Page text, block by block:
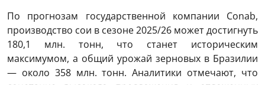
По прогнозам государственной компании Conab,
производство сои в сезоне 2025/26 может достигнуть
180,1 млн. тонн, что станет историческим
максимумом, а общий урожай зерновых в Бразилии
— около 358 млн. тонн. Аналитики отмечают, что